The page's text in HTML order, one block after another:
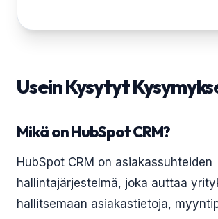
Usein Kysytyt
Mikä on HubSpot CRM?
HubSpot CRM on asiakassuhteiden
hallintajärjestelmä, joka auttaa
hallitsemaan asiakastietoja,